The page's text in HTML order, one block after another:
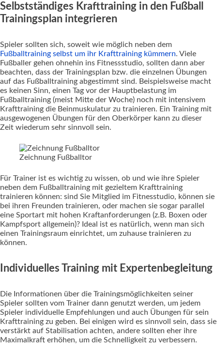
Selbstständiges Krafttraining in den Fußball
Trainingsplan integrieren
Spieler sollten sich, soweit wie möglich neben dem
Fußballtraining selbst um ihr Krafttraining kümmern. Viele
Fußballer gehen ohnehin ins Fitnessstudio, sollten dann aber
beachten, dass der Trainingsplan bzw. die einzelnen Übungen
auf das Fußballtraining abgestimmt sind. Beispielsweise macht
es keinen Sinn, einen Tag vor der Hauptbelastung im
Fußballtraining (meist Mitte der Woche) noch mit intensivem
Krafttraining die Beinmuskulatur zu trainieren. Ein Training mit
ausgewogenen Übungen für den Oberkörper kann zu dieser
Zeit wiederum sehr sinnvoll sein.
Zeichnung Fußballtor
Für Trainer ist es wichtig zu wissen, ob und wie ihre Spieler
neben dem Fußballtraining mit gezieltem Krafttraining
trainieren können: sind Sie Mitglied im Fitnesstudio, können sie
bei ihren Freunden trainieren, oder machen sie sogar parallel
eine Sportart mit hohen Kraftanforderungen (z.B. Boxen oder
Kampfsport allgemein)? Ideal ist es natürlich, wenn man sich
einen Trainingsraum einrichtet, um zuhause trainieren zu
können.
Individuelles Training mit Expertenbegleitung
Die Informationen über die Trainingsmöglichkeiten seiner
Spieler sollten vom Trainer dann genutzt werden, um jedem
Spieler individuelle Empfehlungen und auch Übungen für sein
Krafttraining zu geben. Bei einigen wird es sinnvoll sein, dass sie
verstärkt auf Stabilisation achten, andere sollten eher ihre
Maximalkraft erhöhen, um die Schnelligkeit zu verbessern.